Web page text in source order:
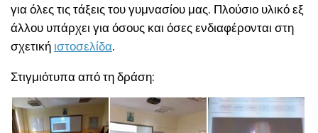
για όλες τις τάξεις του γυμνασίου μας. Πλούσιο υλικό εξ
άλλου υπάρχει για όσους και όσες ενδιαφέρονται στη
σχετική ιστοσελίδα.
Στιγμιότυπα από τη δράση: